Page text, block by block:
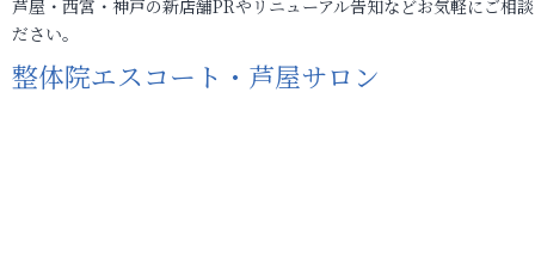
芦屋・西宮・神戸の新店舗PRやリニューアル告知などお気軽にご相
ださい。
整体院エスコート・芦屋サロン